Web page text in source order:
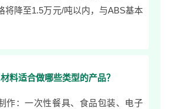
将降至1.5万元/吨以内，与ABS基本
料适合做哪些类型的产品？
作：一次性餐具、食品包装、电子